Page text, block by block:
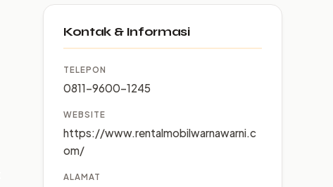
Kontak & Informasi
TELEPON
0811-9600-1245
WEBSITE
https://www.rentalmobilwarnawarni.c
om/
ALAMAT